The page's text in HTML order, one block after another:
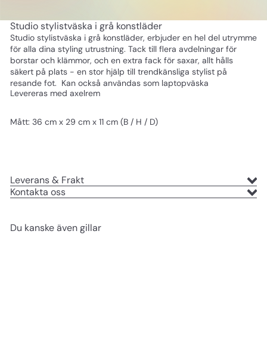
Studio stylistväska i grå konstläder
Studio stylistväska i grå konstläder, erbjuder en hel del utrymme
för alla dina styling utrustning. Tack till flera avdelningar för
borstar och klämmor, och en extra fack för saxar, allt hålls
säkert på plats - en stor hjälp till trendkänsliga stylist på
resande fot. Kan också användas som laptopväska
Levereras med axelrem
Mått: 36 cm x 29 cm x 11 cm (B / H / D)
Leverans & Frakt
Kontakta oss
Du kanske även gillar